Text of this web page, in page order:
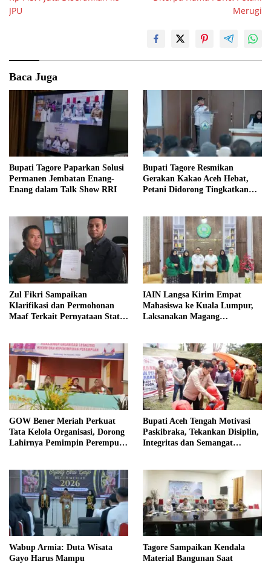
JPU
Merugi
Baca Juga
Bupati Tagore Paparkan Solusi
Permanen Jembatan Enang-
Enang dalam Talk Show RRI
Bupati Tagore Resmikan
Gerakan Kakao Aceh Hebat,
Petani Didorong Tingkatkan
Zul Fikri Sampaikan
Klarifikasi dan Permohonan
Maaf Terkait Pernyataan Status
IAIN Langsa Kirim Empat
Mahasiswa ke Kuala Lumpur,
Laksanakan Magang
GOW Bener Meriah Perkuat
Tata Kelola Organisasi, Dorong
Lahirnya Pemimpin Perempuan
Bupati Aceh Tengah Motivasi
Paskibraka, Tekankan Disiplin,
Integritas dan Semangat
Wabup Armia: Duta Wisata
Gayo Harus Mampu
Tagore Sampaikan Kendala
Material Bangunan Saat